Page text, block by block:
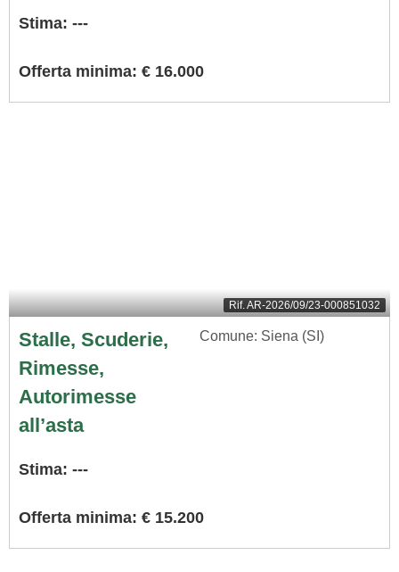
Stima: ---
Offerta minima: € 16.000
Rif.AR-2026/09/23-000851032
Stalle, Scuderie,
Rimesse,
Autorimesse
all’asta
Comune: Siena (SI)
Stima: ---
Offerta minima: € 15.200